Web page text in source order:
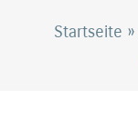
Startseite »